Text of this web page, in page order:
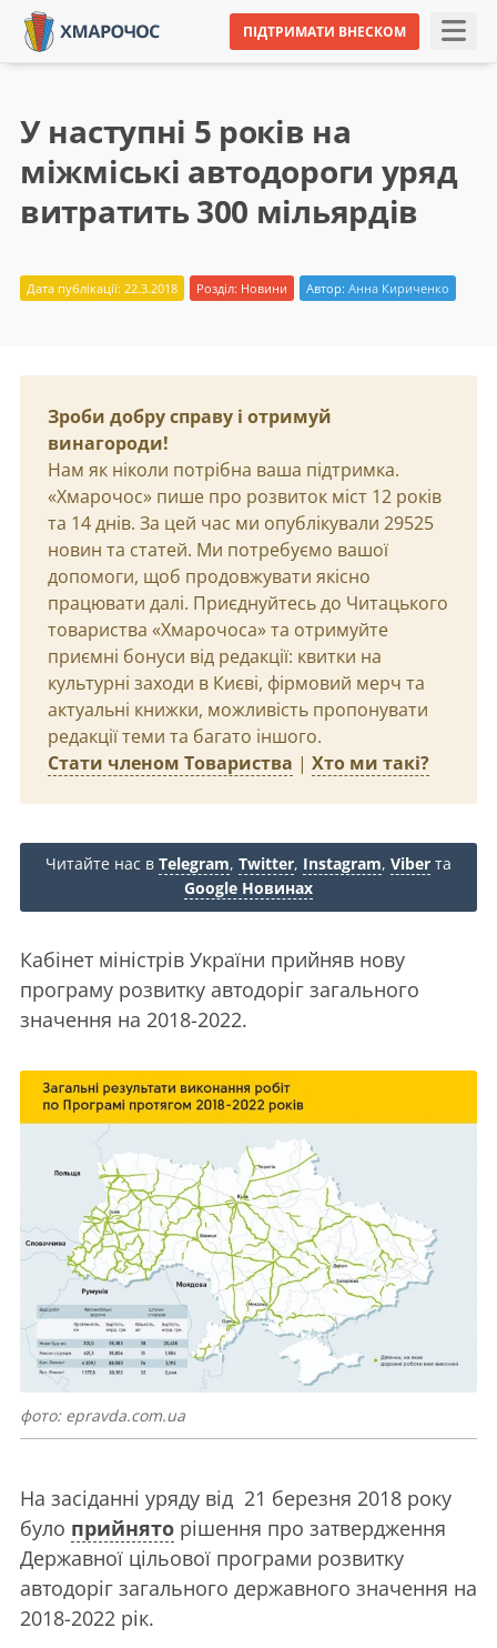
ПІДТРИМАТИ ВНЕСКОМ
У наступні 5 років на
міжміські автодороги уряд
витратить 300 мільярдів
Дата публікації: 22.3.2018 Розділ: Новини Автор: Анна Кириченко
Зроби добру справу і отримуй
винагороди!
Нам як ніколи потрібна ваша підтримка.
«Хмарочос» пише про розвиток міст 12 років
та 14 днів. За цей час ми опублікували 29525
новин та статей. Ми потребуємо вашої
допомоги, щоб продовжувати якісно
працювати далі. Приєднуйтесь до Читацького
товариства «Хмарочоса» та отримуйте
приємні бонуси від редакції: квитки на
культурні заходи в Києві, фірмовий мерч та
актуальні книжки, можливість пропонувати
редакції теми та багато іншого.
Стати членом Товариства | Хто ми такі?
Читайте нас в Telegram, Twitter, Instagram, Viber та
Google Новинах
Кабінет міністрів України прийняв нову
програму розвитку автодоріг загального
значення на 2018-2022.
фото: epravda.com.ua
На засіданні уряду від 21 березня 2018 року
було прийнято рішення про затвердження
Державної цільової програми розвитку
автодоріг загального державного значення на
2018-2022 рік.